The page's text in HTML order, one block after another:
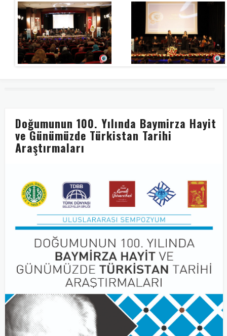
Doğumunun 100. Yılında Baymirza Hayit
ve Günümüzde Türkistan Tarihi
Araştırmaları